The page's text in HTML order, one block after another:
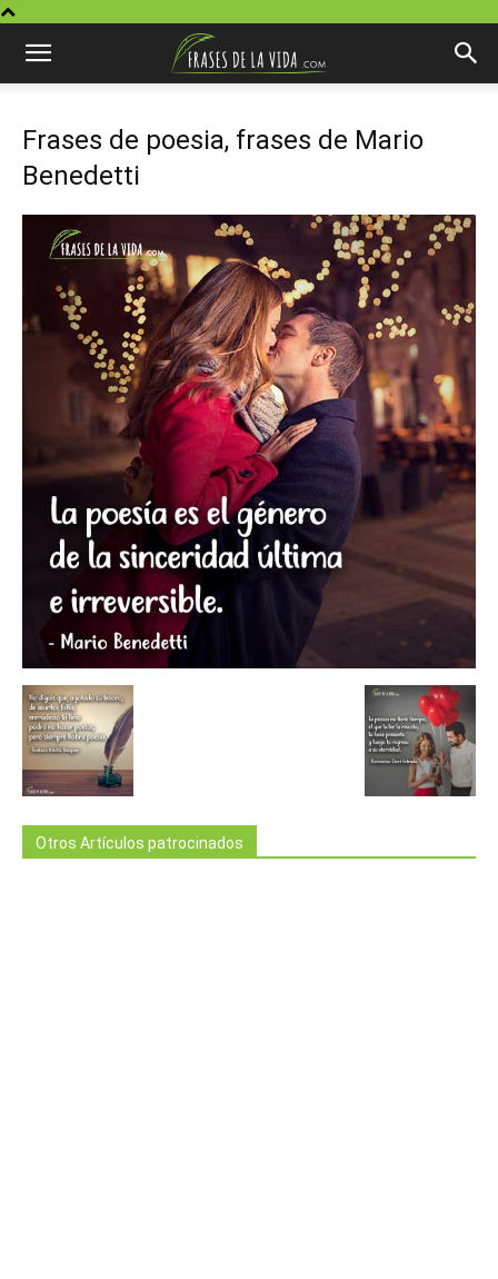
Frases de poesia, frases de Mario
Benedetti
Otros Artículos patrocinados